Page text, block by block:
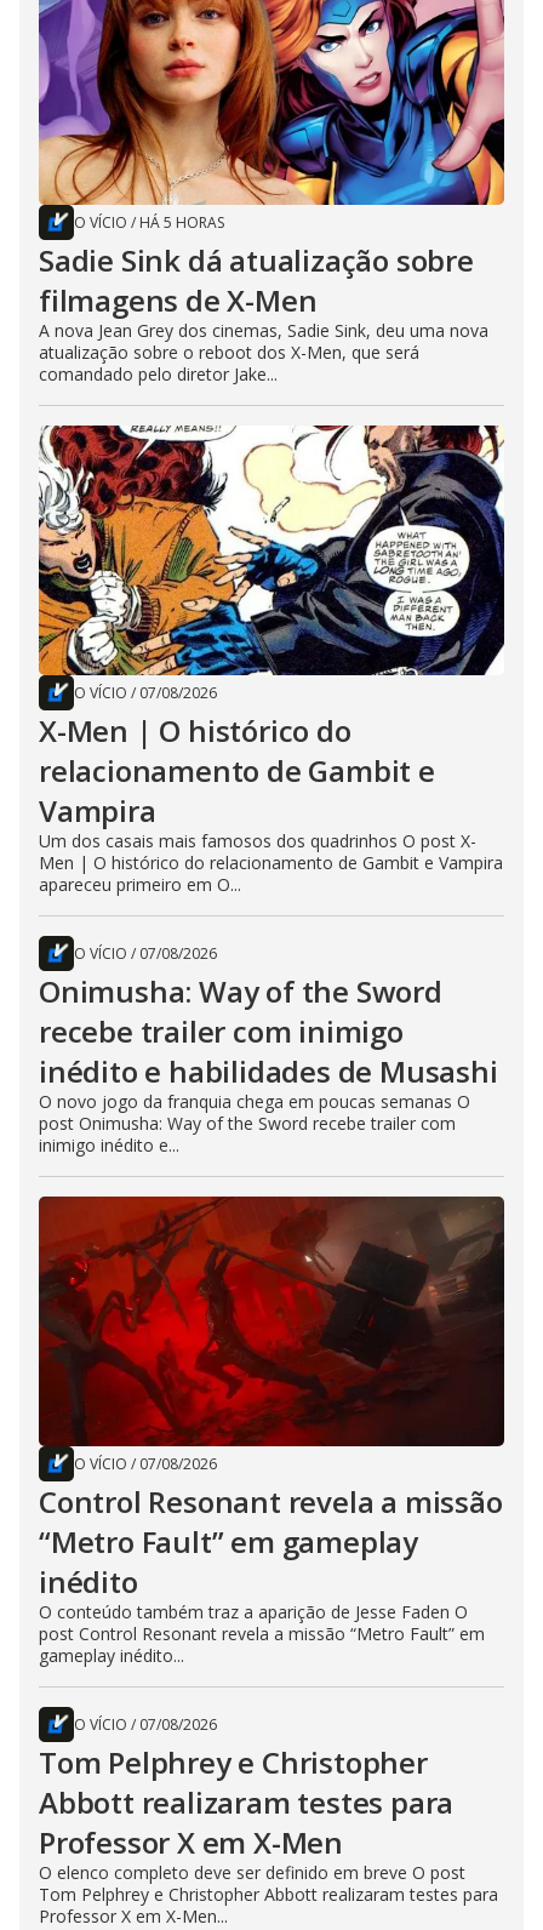
O VÍCIO / HÁ 5 HORAS
Sadie Sink dá atualização sobre
filmagens de X-Men
A nova Jean Grey dos cinemas, Sadie Sink, deu uma nova
atualização sobre o reboot dos X-Men, que será
comandado pelo diretor Jake...
O VÍCIO / 07/08/2026
X-Men | O histórico do
relacionamento de Gambit e
Vampira
Um dos casais mais famosos dos quadrinhos O post X-
Men | O histórico do relacionamento de Gambit e Vampira
apareceu primeiro em O...
O VÍCIO / 07/08/2026
Onimusha: Way of the Sword
recebe trailer com inimigo
inédito e habilidades de Musashi
O novo jogo da franquia chega em poucas semanas O
post Onimusha: Way of the Sword recebe trailer com
inimigo inédito e...
O VÍCIO / 07/08/2026
Control Resonant revela a missão
“Metro Fault” em gameplay
inédito
O conteúdo também traz a aparição de Jesse Faden O
post Control Resonant revela a missão “Metro Fault” em
gameplay inédito...
O VÍCIO / 07/08/2026
Tom Pelphrey e Christopher
Abbott realizaram testes para
Professor X em X-Men
O elenco completo deve ser definido em breve O post
Tom Pelphrey e Christopher Abbott realizaram testes para
Professor X em X-Men...